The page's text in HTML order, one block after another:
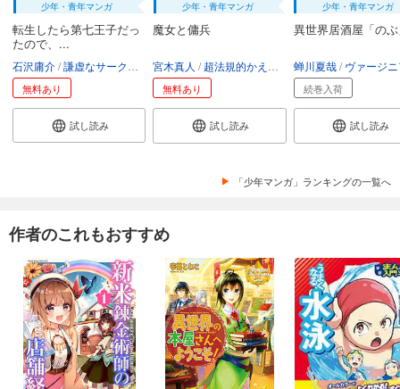
少年・青年マンガ
転生したら第七王子だっ
たので、...
石沢庸介 謙虚なサークル メル。
無料あり
試し読み
少年・青年マンガ
魔女と傭兵
宮木真人 超法規的かえる 叶世べんち
無料あり
試し読み
少年・青年マンガ
異世界居酒屋「の
蝉川夏哉 ヴァージニア二
続巻入荷
試し読み
「少年マンガ」ランキングの一覧へ
作者のこれもおすすめ